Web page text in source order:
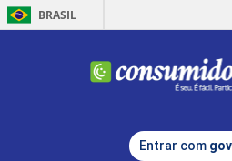
BRASIL
Entrar com